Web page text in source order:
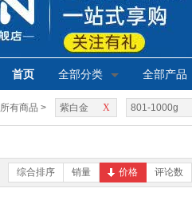
首页 全部分类 全部产品
所有商品 > X
紫白金 801-1000g
综合排序 销量 价格 评论数